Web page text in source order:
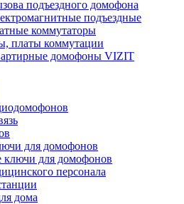
подъездного домофона
подъездные
коммутаторы
платы коммутации
домофоны VIZIT
для домофонов
ключи для домофонов
персонала
дома